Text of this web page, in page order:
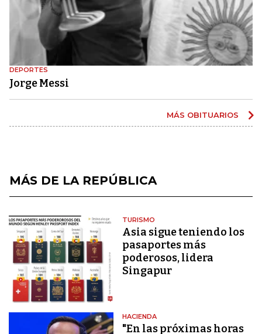
DEPORTES
Jorge Messi
MÁS OBITUARIOS
MÁS DE LA REPÚBLICA
TURISMO
Asia sigue teniendo los
pasaportes más
poderosos, lidera
Singapur
HACIENDA
"En las próximas horas